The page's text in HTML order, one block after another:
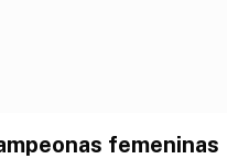
femeninas